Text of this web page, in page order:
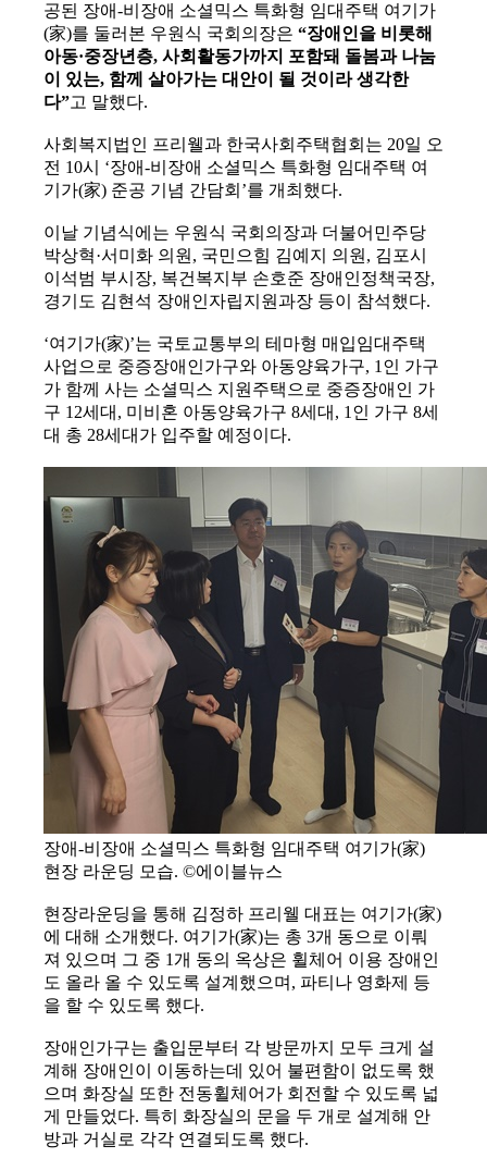
공된 장애-비장애 소셜믹스 특화형 임대주택 여기가
(家)를 둘러본 우원식 국회의장은 “장애인을 비롯해
아동·중장년층, 사회활동가까지 포함돼 돌봄과 나눔
이 있는, 함께 살아가는 대안이 될 것이라 생각한
다”고 말했다.
사회복지법인 프리웰과 한국사회주택협회는 20일 오
전 10시 ‘장애-비장애 소셜믹스 특화형 임대주택 여
기가(家) 준공 기념 간담회’를 개최했다.
이날 기념식에는 우원식 국회의장과 더불어민주당
박상혁·서미화 의원, 국민으힘 김예지 의원, 김포시
이석범 부시장, 복건복지부 손호준 장애인정책국장,
경기도 김현석 장애인자립지원과장 등이 참석했다.
‘여기가(家)’는 국토교통부의 테마형 매입임대주택
사업으로 중증장애인가구와 아동양육가구, 1인 가구
가 함께 사는 소셜믹스 지원주택으로 중증장애인 가
구 12세대, 미비혼 아동양육가구 8세대, 1인 가구 8세
대 총 28세대가 입주할 예정이다.
장애-비장애 소셜믹스 특화형 임대주택 여기가(家)
현장 라운딩 모습. ©에이블뉴스
현장라운딩을 통해 김정하 프리웰 대표는 여기가(家)
에 대해 소개했다. 여기가(家)는 총 3개 동으로 이뤄
져 있으며 그 중 1개 동의 옥상은 휠체어 이용 장애인
도 올라 올 수 있도록 설계했으며, 파티나 영화제 등
을 할 수 있도록 했다.
장애인가구는 출입문부터 각 방문까지 모두 크게 설
계해 장애인이 이동하는데 있어 불편함이 없도록 했
으며 화장실 또한 전동휠체어가 회전할 수 있도록 넓
게 만들었다. 특히 화장실의 문을 두 개로 설계해 안
방과 거실로 각각 연결되도록 했다.